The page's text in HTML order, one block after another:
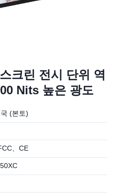
크린 전시 단위 역
Nits 높은 광도
(본토)
、CE